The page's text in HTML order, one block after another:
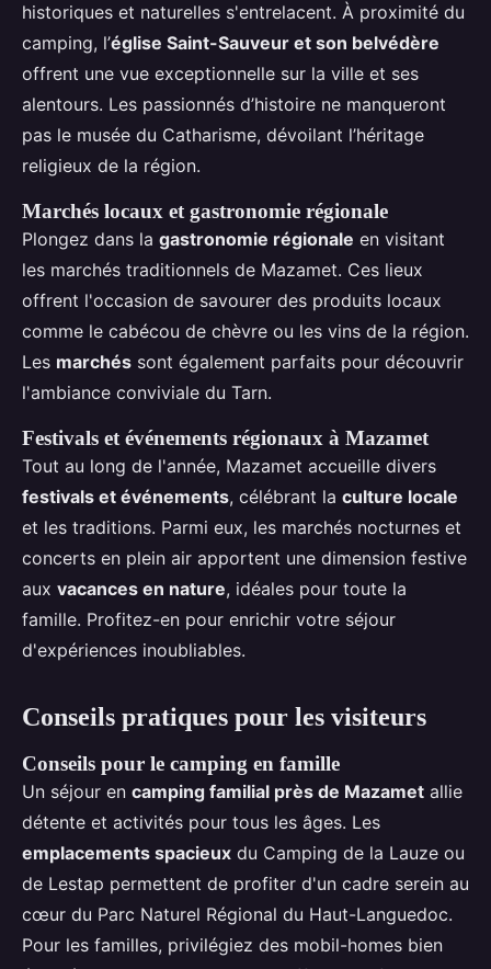
historiques et naturelles s'entrelacent. À proximité du
camping, l’église Saint-Sauveur et son belvédère
offrent une vue exceptionnelle sur la ville et ses
alentours. Les passionnés d’histoire ne manqueront
pas le musée du Catharisme, dévoilant l’héritage
religieux de la région.
Marchés locaux et gastronomie régionale
Plongez dans la gastronomie régionale en visitant
les marchés traditionnels de Mazamet. Ces lieux
offrent l'occasion de savourer des produits locaux
comme le cabécou de chèvre ou les vins de la région.
Les marchés sont également parfaits pour découvrir
l'ambiance conviviale du Tarn.
Festivals et événements régionaux à Mazamet
Tout au long de l'année, Mazamet accueille divers
festivals et événements, célébrant la culture locale
et les traditions. Parmi eux, les marchés nocturnes et
concerts en plein air apportent une dimension festive
aux vacances en nature, idéales pour toute la
famille. Profitez-en pour enrichir votre séjour
d'expériences inoubliables.
Conseils pratiques pour les visiteurs
Conseils pour le camping en famille
Un séjour en camping familial près de Mazamet allie
détente et activités pour tous les âges. Les
emplacements spacieux du Camping de la Lauze ou
de Lestap permettent de profiter d'un cadre serein au
cœur du Parc Naturel Régional du Haut-Languedoc.
Pour les familles, privilégiez des mobil-homes bien